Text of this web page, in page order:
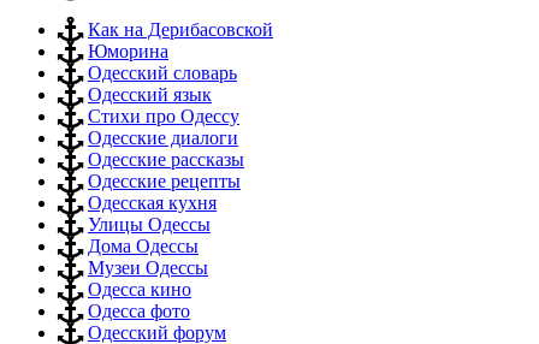
Как на Дерибасовской
Юморина
Одесский словарь
Одесский язык
Стихи про Одессу
Одесские диалоги
Одесские рассказы
Одесские рецепты
Одесская кухня
Улицы Одессы
Дома Одессы
Музеи Одессы
Одесса кино
Одесса фото
Одесский форум